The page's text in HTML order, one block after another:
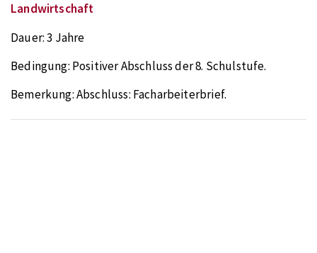
Landwirtschaft
Dauer:3 Jahre
Bedingung: Positiver Abschluss der 8. Schulstufe.
Bemerkung:Abschluss: Facharbeiterbrief.